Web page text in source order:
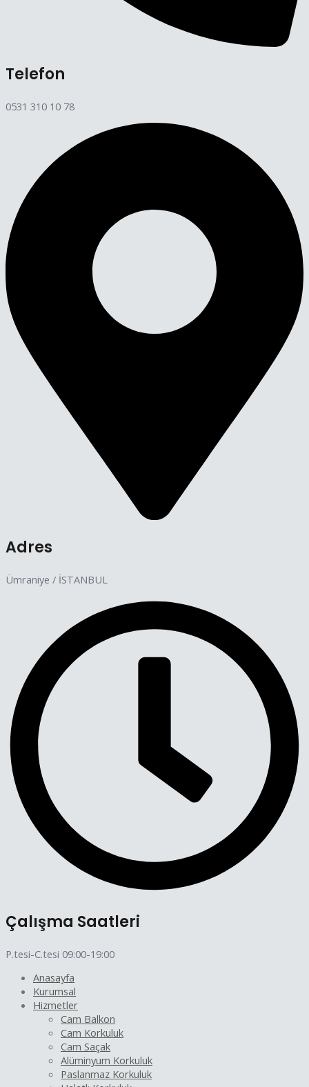
Telefon
0531 310 10 78
Adres
Ümraniye / İSTANBUL
Çalışma Saatleri
P.tesi-C.tesi 09:00-19:00
Anasayfa
Kurumsal
Hizmetler
Cam Balkon
Cam Korkuluk
Cam Saçak
Alüminyum Korkuluk
Paslanmaz Korkuluk